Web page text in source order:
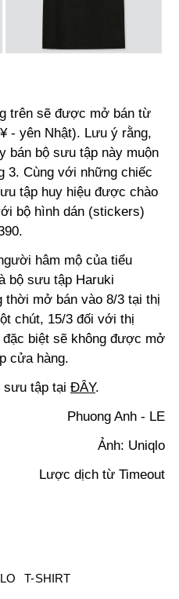
trên sẽ được mở bán từ
- yên Nhật). Lưu ý rằng,
bán bộ sưu tập này muộn
3. Cùng với những chiếc
tập huy hiệu được chào
bộ hình dán (stickers)
hâm mộ của tiểu
bộ sưu tập Haruki
thời mở bán vào 8/3 tại thị
chút, 15/3 đối với thị
biệt sẽ không được mở
cửa hàng.
sưu tập tại ĐÂY.
Phuong Anh - LE
Ảnh: Uniqlo
Lược dịch từ Timeout
T-SHIRT